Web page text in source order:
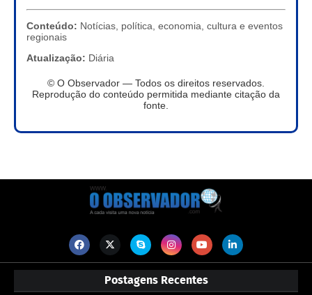
Conteúdo: Notícias, política, economia, cultura e eventos
regionais
Atualização: Diária
© O Observador — Todos os direitos reservados.
Reprodução do conteúdo permitida mediante citação da
fonte.
Postagens Recentes